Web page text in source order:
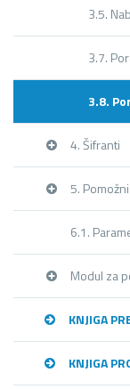
3.5.
3.7.
3.8.
4. Šifranti
5.
6.1.
Modul za
KNJIGA
KNJIGA